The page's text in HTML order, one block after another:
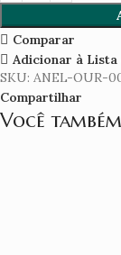
Comparar
Adicionar à Lista
SKU: ANEL-OUR-
Compartilhar
Você